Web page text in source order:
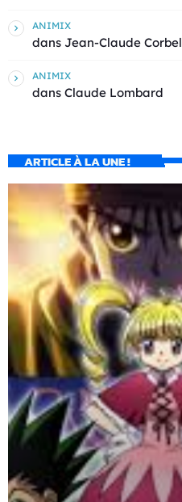
ANIMIX
dans Jean-Claude Corbel
ANIMIX
dans Claude Lombard
ARTICLE À LA UNE !